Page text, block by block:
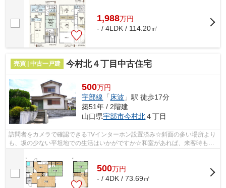
1,988万円
- / 4LDK / 114.20㎡
売買 | 中古一戸建 今村北４丁目中古住宅
500万円
宇部線 「 床波 」駅 徒歩17分
築51年 / 2階建
山口県宇部市今村北４丁目
訪問者をカメラで確認できるTVインターホン設置済み☆斜面の多い場所より
も、坂の少ない平坦地での生活はいかがですか☆和室があれば、来客時も対
500万円
- / 4DK / 73.69㎡